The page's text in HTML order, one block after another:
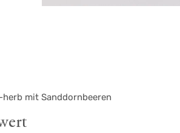
mit Sanddornbeeren